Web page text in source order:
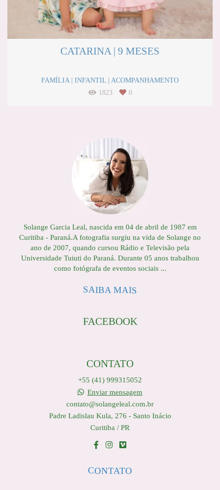
CATARINA | 9 MESES
FAMÍLIA | INFANTIL | ACOMPANHAMENTO
1823
0
Solange Garcia Leal, nascida em 04 de abril de 1987 em
Curitiba - Paraná.A fotografia surgiu na vida de Solange no
ano de 2007, quando cursou Rádio e Televisão pela
Universidade Tuiuti do Paraná. Durante 05 anos trabalhou
como fotógrafa de eventos sociais ...
SAIBA MAIS
FACEBOOK
CONTATO
+55 (41) 999315052
Enviar mensagem
contato@solangeleal.com.br
Padre Ladislau Kula, 276 - Santo Inácio
Curitiba / PR
CONTATO